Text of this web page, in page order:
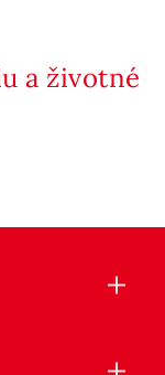
a životné